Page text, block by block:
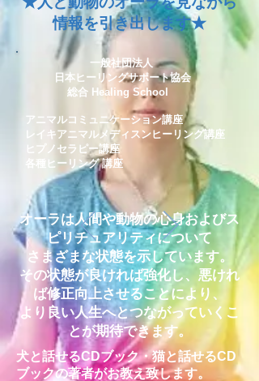
情報を引き出します★
一般社団法人
日本ヒーリングサポート協会
総合 Healing School
アニマルコミュニケーション講座
レイキアニマルメディスンヒーリング講座
ヒプノセラピー講座
各種ヒーリング 講座
オーラは人間や動物の心身およびス
ピリチュアリティについて
さまざまな状態を示しています。
その状態が良ければ強化し、悪けれ
ば修正向上させることにより、
より良い人生へとつながっていくこ
とが期待できます。
犬と話せるCDブック・猫と話せるCD
ブックの著者がお教え致します。